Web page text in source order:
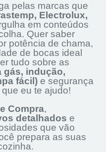
pelas marcas que
Electrolux,
em conteúdos
Quer saber
potência de chama,
de bocas ideal
tudo sobre as
gás, indução,
fácil) e segurança
eu te ajudo!
Compra,
detalhados e
que vão
prepara as suas